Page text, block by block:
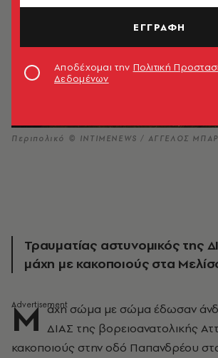
Περιπολικό © INTIMENEWS / ΑΓΓΕΛΟΣ
Τραυματίας αστυνομικός της
μάχη με κακοποιούς στα
Μ άχη σώμα με σώμα έδωσαν
ΔΙΑΣ της βορειοανατολικής
κακοποιούς στην οδό Παπανδρέου
ΕΓΓΡΑΦΗ
Αποδέχομαι την Πολιτική
Δεδομένων